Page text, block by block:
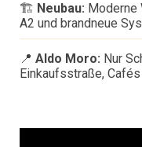
🏗️ Neubau: Moderne
A2 und brandneue
📍 Aldo Moro: Nur
Einkaufsstraße,